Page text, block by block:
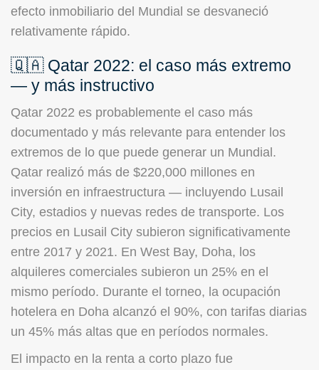
efecto inmobiliario del Mundial se desvaneció
relativamente rápido.
🇶🇦 Qatar 2022: el caso más extremo
— y más instructivo
Qatar 2022 es probablemente el caso más
documentado y más relevante para entender los
extremos de lo que puede generar un Mundial.
Qatar realizó más de $220,000 millones en
inversión en infraestructura — incluyendo Lusail
City, estadios y nuevas redes de transporte. Los
precios en Lusail City subieron significativamente
entre 2017 y 2021. En West Bay, Doha, los
alquileres comerciales subieron un 25% en el
mismo período. Durante el torneo, la ocupación
hotelera en Doha alcanzó el 90%, con tarifas diarias
un 45% más altas que en períodos normales.
El impacto en la renta a corto plazo fue